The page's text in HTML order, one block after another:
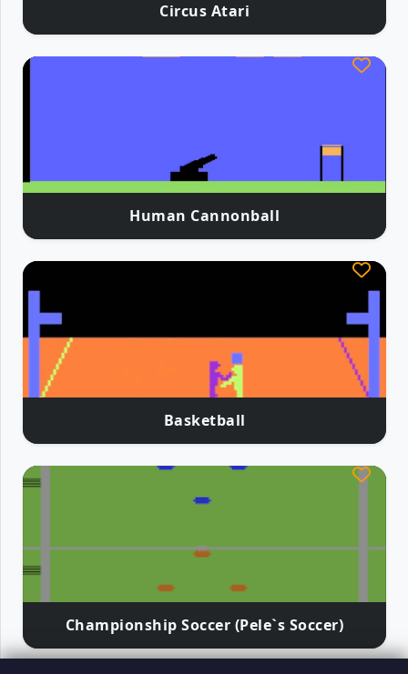
Circus Atari
Human Cannonball
Basketball
Championship Soccer (Pele`s Soccer)